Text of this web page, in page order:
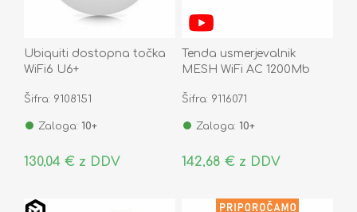
Ubiquiti dostopna točka
WiFi6 U6+
Šifra: 9108151
Zaloga: 10+
130,04 € z DDV
Tenda usmerjevalnik
MESH WiFi AC 1200Mb
Šifra: 9116071
Zaloga: 10+
142,68 € z DDV